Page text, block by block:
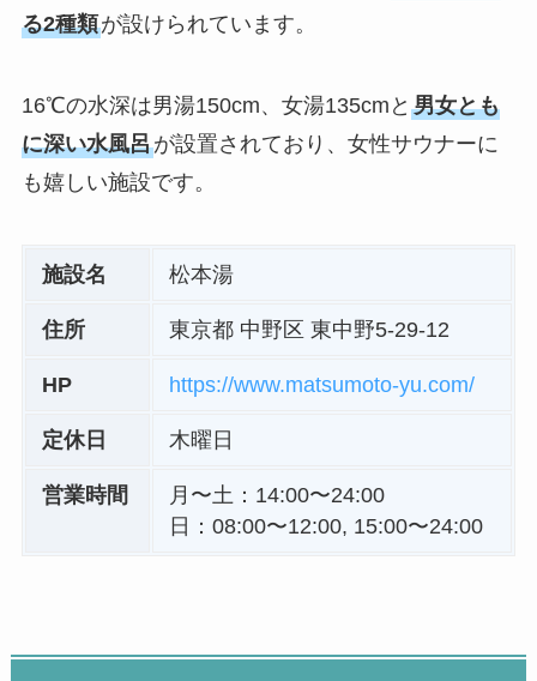
る2種類が設けられています。
16℃の水深は男湯150cm、女湯135cmと 男女とも
に深い水風呂が設置されており、女性サウナーに
も嬉しい施設です。
施設名 松本湯
住所 東京都 中野区 東中野5-29-12
HP https://www.matsumoto-yu.com/
定休日 木曜日
営業時間
月〜土：14:00〜24:00
日：08:00〜12:00, 15:00〜24:00